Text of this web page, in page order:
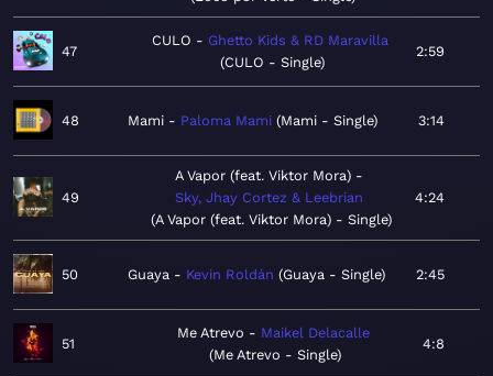
47
CULO
Ghetto Kids & RD Maravilla
CULO - Single
2:59
48 Mami Paloma Mami Mami - Single 3:14
49
A Vapor (feat. Viktor Mora)
Sky, Jhay Cortez & Leebrian
A Vapor (feat. Viktor Mora) - Single
4:24
50 Guaya Kevin Roldán Guaya - Single 2:45
51
Me Atrevo
Maikel Delacalle
Me Atrevo - Single
4:8